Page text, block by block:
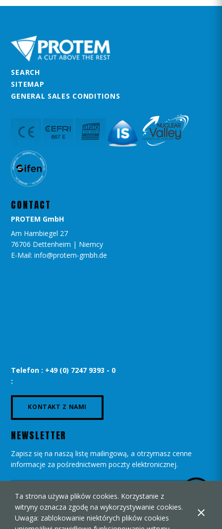
Ta strona używa plików cookies. Korzystanie z
witryny oznacza zgodę na wykorzystywanie cookies.
Uwaga: zablokowanie niektórych plików cookies
SEARCH
SITEMAP
GENERAL SALES CONDITIONS
CONTACT
PROTEM GmbH
Am Hambiegel 27
76706 Dettenheim | Niemcy
E-Mail: info@protem-gmbh.de
Telefon : +49 (0) 7247 9393 - 0
:
KONTAKT Z NAMI
NEWSLETTER
Zapisz się na naszą listę mailingową, a otrzymasz cenne
informacje za pośrednictwem poczty elektronicznej.